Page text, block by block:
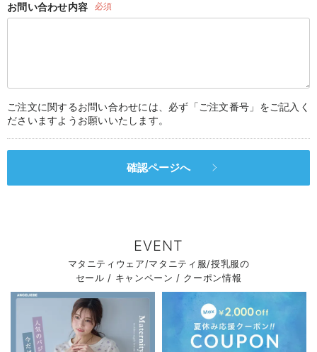
お問い合わせ内容 必須
ご注文に関するお問い合わせには、必ず「ご注文番号」をご記入く
ださいますようお願いいたします。
確認ページへ
EVENT
マタニティウェア/マタニティ服/授乳服の
セール / キャンペーン / クーポン情報